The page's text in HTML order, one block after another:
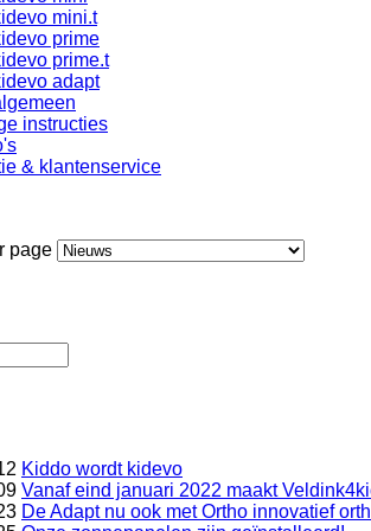
mini.t
prime
prime.t
adapt
instructies
& klantenservice
page
Kiddo wordt kidevo
Vanaf eind januari 2022 maakt
De Adapt nu ook met Ortho innovatief